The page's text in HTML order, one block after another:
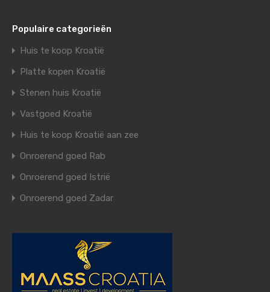
Populaire categorieën
Huis te koop Kroatië
Platte kopen Kroatië
Stenen huis Kroatië
Vastgoed Kroatië
Huis te koop Kroatië aan zee
Onroerend goed Rab
Onroerend goed Istrië
Onroerend goed Zadar